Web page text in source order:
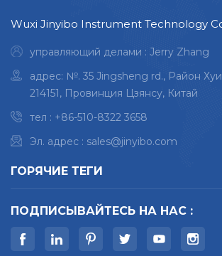
Wuxi Jinyibo Instrument Technology
управляющий делами : Jerry Zhang
адрес: №. 35 Jingsheng rd., Район
214151, Провинция Цзянсу, Китай
тел : +86-510-8322 3658
Эл. адрес : sales@jinyibo.com
ГОРЯЧИЕ ТЕГИ
ПОДПИСЫВАЙТЕСЬ НА НАС :